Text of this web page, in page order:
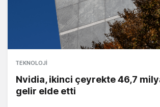
TEKNOLOJI
Nvidia, ikinci çeyrekte 46,7
gelir elde etti